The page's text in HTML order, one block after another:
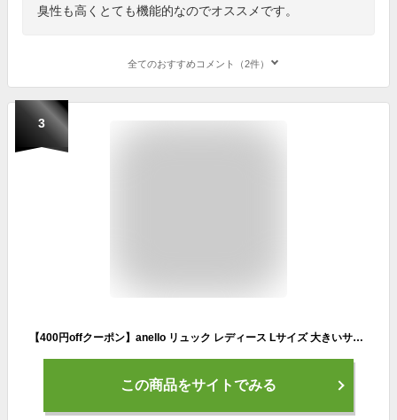
臭性も高くとても機能的なのでオススメです。
全てのおすすめコメント（2件）
3
【400円offクーポン】anello リュック レディース Lサイズ 大きいサイズ マザーズリュック アネロリュック 10ポケット 撥水 キャリーオン 多収納 マザーズバッグ anelloリュック 通学 かわいい おしゃれ 高校生 口金 リュック ママバッグ 背面ファスナー付き
この商品をサイトでみる